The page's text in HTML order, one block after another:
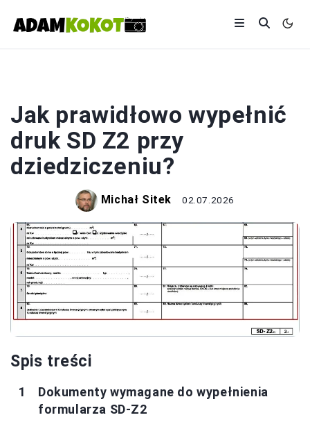
Jak prawidłowo wypełnić
druk SD Z2 przy
dziedziczeniu?
Michał Sitek 02.07.2026
Spis treści
Dokumenty wymagane do wypełnienia
formularza SD-Z2